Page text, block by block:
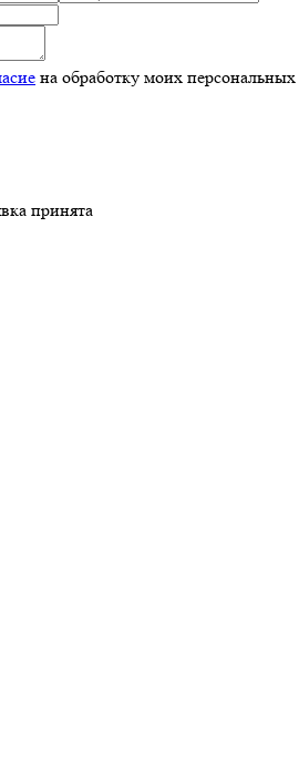
на обработку моих
принята